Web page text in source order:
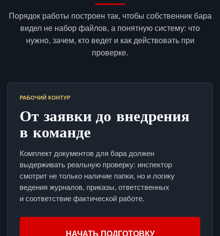
Порядок работы построен так, чтобы собственник бара
видел не набор файлов, а понятную систему: что
нужно, зачем, кто ведет и как действовать при
проверке.
РАБОЧИЙ КОНТУР
От заявки до внедрения
в команде
Комплект документов для бара должен
выдерживать реальную проверку: инспектор
смотрит не только наличие папки, но и логику
ведения журналов, приказы, ответственных
и соответствие фактической работе.
НАЧАТЬ ПОДГОТОВКУ